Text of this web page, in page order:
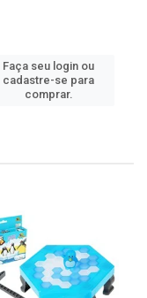
Faça seu login ou
cadastre-se para
comprar.